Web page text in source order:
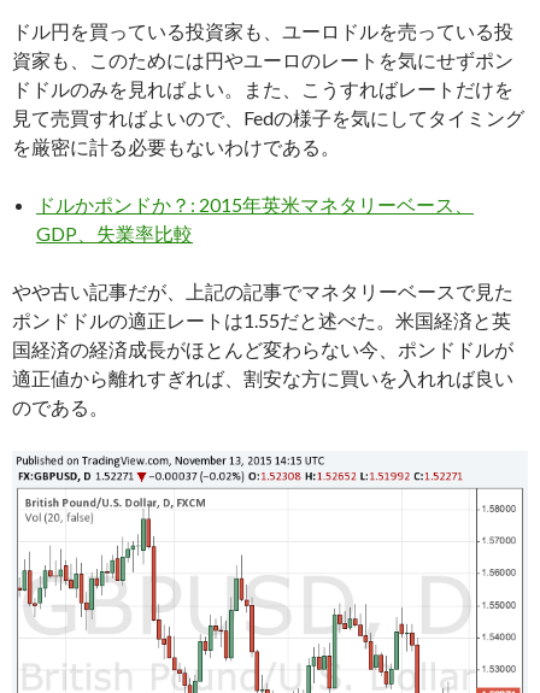
ドル円を買っている投資家も、ユーロドルを売っている投
資家も、このためには円やユーロのレートを気にせずポン
ドドルのみを見ればよい。また、こうすればレートだけを
見て売買すればよいので、Fedの様子を気にしてタイミング
を厳密に計る必要もないわけである。
ドルかポンドか？: 2015年英米マネタリーベース、
GDP、失業率比較
やや古い記事だが、上記の記事でマネタリーベースで見た
ポンドドルの適正レートは1.55だと述べた。米国経済と英
国経済の経済成長がほとんど変わらない今、ポンドドルが
適正値から離れすぎれば、割安な方に買いを入れれば良い
のである。